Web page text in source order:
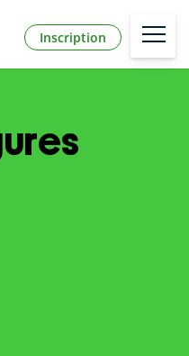
Inscription